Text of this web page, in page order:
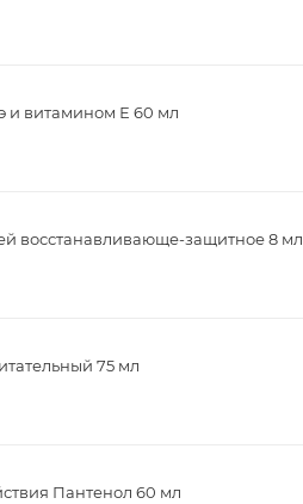
и витамином Е 60 мл
восстанавливающе-защитное 8 мл
75 мл
Пантенол 60 мл